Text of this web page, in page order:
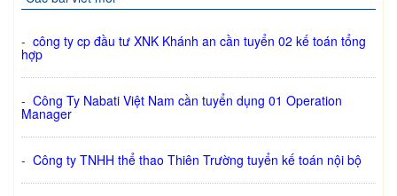
- công ty cp đầu tư XNK Khánh an cần tuyển 02 kế toán tổng
hợp
- Công Ty Nabati Việt Nam cần tuyển dụng 01 Operation
Manager
- Công ty TNHH thể thao Thiên Trường tuyển kế toán nội bộ